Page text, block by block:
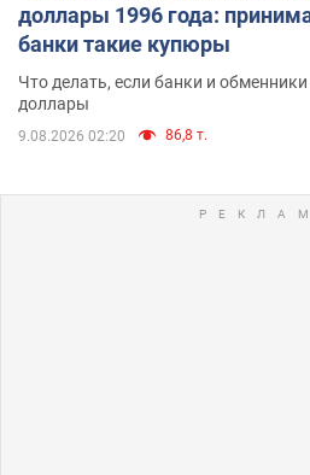
доллары 1996 года:
банки такие купюры
Что делать, если банки и
доллары
9.08.2026 02:20 86,8 т.